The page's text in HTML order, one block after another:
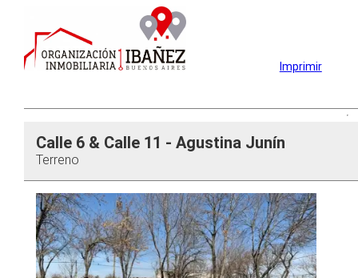
Imprimir
Calle 6 & Calle 11 - Agustina Junín
Terreno